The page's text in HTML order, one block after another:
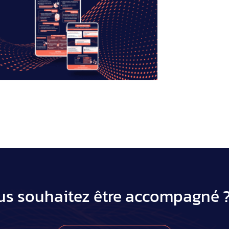
souhaitez être